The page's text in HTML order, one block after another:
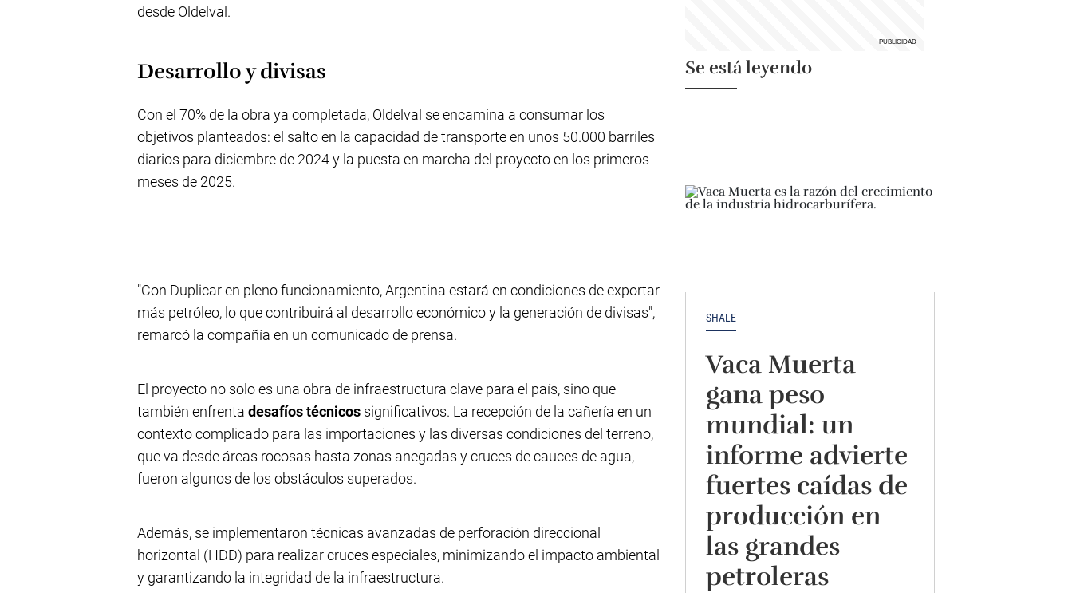
desde Oldelval.
Desarrollo y divisas
Con el 70% de la obra ya completada, Oldelval se encamina a consumar los
objetivos planteados: el salto en la capacidad de transporte en unos 50.000 barriles
diarios para diciembre de 2024 y la puesta en marcha del proyecto en los primeros
meses de 2025.
"Con Duplicar en pleno funcionamiento, Argentina estará en condiciones de exportar
más petróleo, lo que contribuirá al desarrollo económico y la generación de divisas",
remarcó la compañía en un comunicado de prensa.
El proyecto no solo es una obra de infraestructura clave para el país, sino que
también enfrenta desafíos técnicos significativos. La recepción de la cañería en un
contexto complicado para las importaciones y las diversas condiciones del terreno,
que va desde áreas rocosas hasta zonas anegadas y cruces de cauces de agua,
fueron algunos de los obstáculos superados.
Además, se implementaron técnicas avanzadas de perforación direccional
horizontal (HDD) para realizar cruces especiales, minimizando el impacto ambiental
y garantizando la integridad de la infraestructura.
Se está leyendo
SHALE
Vaca Muerta
gana peso
mundial: un
informe advierte
fuertes caídas de
producción en
las grandes
petroleras